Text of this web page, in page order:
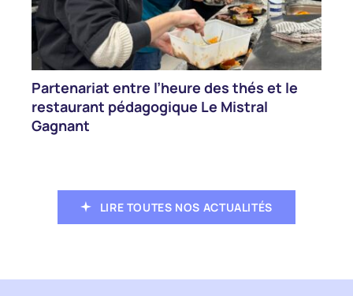
Partenariat entre l’heure des thés et le
restaurant pédagogique Le Mistral
Gagnant
LIRE TOUTES NOS ACTUALITÉS